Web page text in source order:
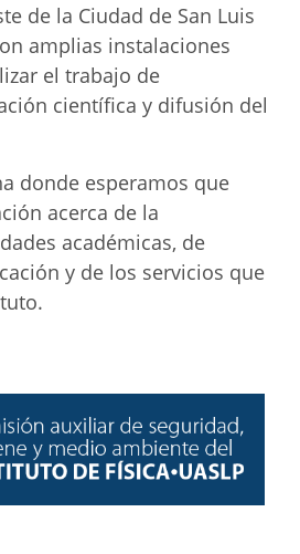
de la Ciudad de San Luis
amplias instalaciones
el trabajo de
científica y difusión del
donde esperamos que
acerca de la
académicas, de
y de los servicios que